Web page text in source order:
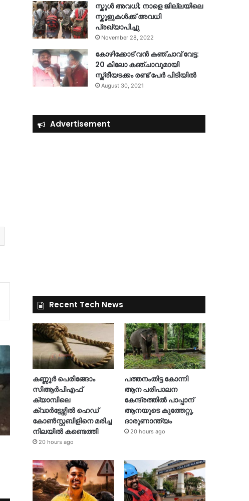
സ്കൂൾ അവധി; നാളെ ജില്ലയിലെ
സ്കൂളുകൾക്ക് അവധി
പ്രഖ്യാപിച്ചു
November 28, 2022
കോഴിക്കോട് വൻ കഞ്ചാവ് വേട്ട:
20 കിലോ കഞ്ചാവുമായി
സ്ത്രീയടക്കം രണ്ട് പേർ പിടിയിൽ
August 30, 2021
Advertisement
Recent Tech News
കണ്ണൂർ പെരിങ്ങോം
സിആർപിഎഫ്
ക്യാമ്പിലെ
ക്വാർട്ടേഴ്സിൽ ഹെഡ്
കോൺസ്റ്റബിളിനെ മരിച്ച
നിലയിൽ കണ്ടെത്തി
20 hours ago
പത്തനംതിട്ട കോന്നി
ആന പരിപാലന
കേന്ദ്രത്തിൽ പാപ്പാന്
ആനയുടെ കുത്തേറ്റു,
ദാരുണാന്ത്യം
20 hours ago